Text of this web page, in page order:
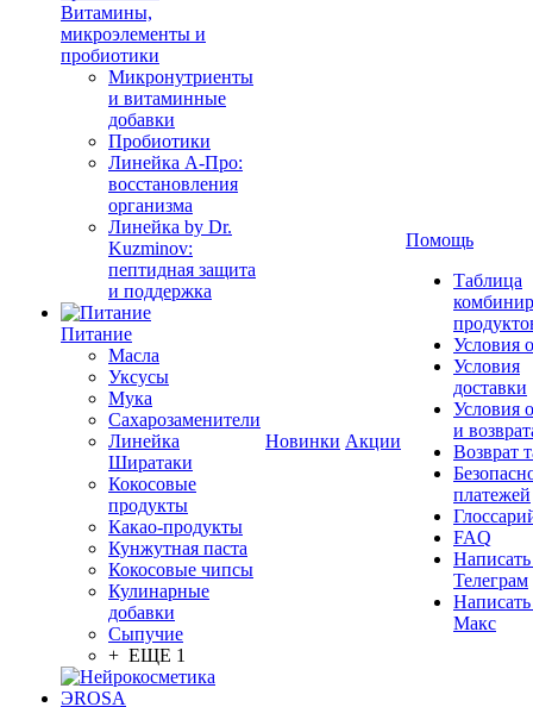
Витамины,
микроэлементы и
пробиотики
Микронутриенты
и витаминные
добавки
Пробиотики
Линейка А-Про:
восстановления
организма
Линейка by Dr.
Kuzminov:
пептидная защита
и поддержка
Питание
Масла
Уксусы
Мука
Сахарозаменители
Линейка
Ширатаки
Кокосовые
продукты
Какао-продукты
Кунжутная паста
Кокосовые чипсы
Кулинарные
добавки
Сыпучие
+ ЕЩЕ 1
Новинки Акции
Помощь
Таблица
Условия
Условия
доставки
Условия
и
Возврат
платежей
FAQ
Телеграм
Макс